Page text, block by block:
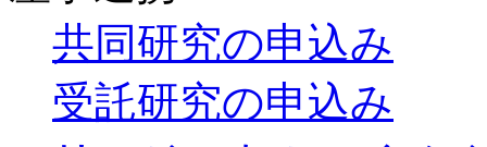
共同研究の申込み
受託研究の申込み